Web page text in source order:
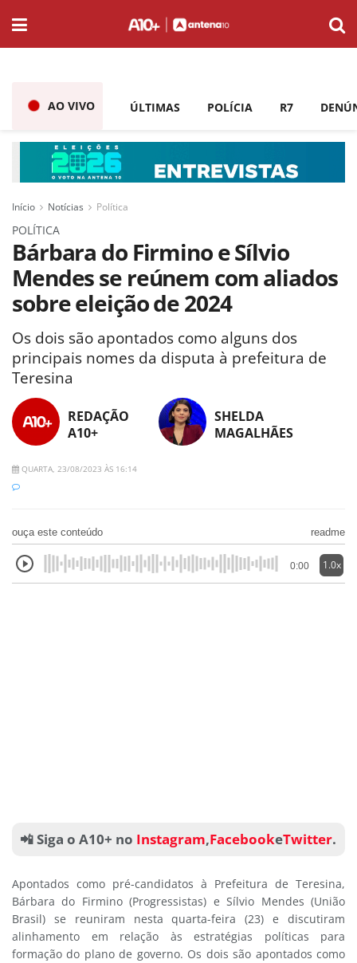
AO VIVO ÚLTIMAS POLÍCIA R7
Início Notícias Política
POLÍTICA
Bárbara do Firmino e Sílvio
Mendes se reúnem com aliados
sobre eleição de 2024
Os dois são apontados como alguns dos
principais nomes da disputa à prefeitura de
Teresina
REDAÇÃO
A10+
SHELDA
MAGALHÃES
QUARTA, 23/08/2023 ÀS 16:14
ouça este conteúdo readme
0:00 1.0x
📲 Siga o A10+ no Instagram,FacebookeTwitter.
Apontados como pré-candidatos à Prefeitura de Teresina,
Bárbara do Firmino (Progressistas) e Sílvio Mendes (União
Brasil) se reuniram nesta quarta-feira (23) e discutiram
alinhamento em relação às estratégias políticas para
formação do plano de governo. Os dois são apontados como